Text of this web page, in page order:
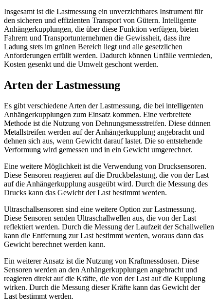
Insgesamt ist die Lastmessung ein unverzichtbares Instrument für
den sicheren und effizienten Transport von Gütern. Intelligente
Anhängerkupplungen, die über diese Funktion verfügen, bieten
Fahrern und Transportunternehmen die Gewissheit, dass ihre
Ladung stets im grünen Bereich liegt und alle gesetzlichen
Anforderungen erfüllt werden. Dadurch können Unfälle vermieden,
Kosten gesenkt und die Umwelt geschont werden.
Arten der Lastmessung
Es gibt verschiedene Arten der Lastmessung, die bei intelligenten
Anhängerkupplungen zum Einsatz kommen. Eine verbreitete
Methode ist die Nutzung von Dehnungsmessstreifen. Diese dünnen
Metallstreifen werden auf der Anhängerkupplung angebracht und
dehnen sich aus, wenn Gewicht darauf lastet. Die so entstehende
Verformung wird gemessen und in ein Gewicht umgerechnet.
Eine weitere Möglichkeit ist die Verwendung von Drucksensoren.
Diese Sensoren reagieren auf die Druckbelastung, die von der Last
auf die Anhängerkupplung ausgeübt wird. Durch die Messung des
Drucks kann das Gewicht der Last bestimmt werden.
Ultraschallsensoren sind eine weitere Option zur Lastmessung.
Diese Sensoren senden Ultraschallwellen aus, die von der Last
reflektiert werden. Durch die Messung der Laufzeit der Schallwellen
kann die Entfernung zur Last bestimmt werden, woraus dann das
Gewicht berechnet werden kann.
Ein weiterer Ansatz ist die Nutzung von Kraftmessdosen. Diese
Sensoren werden an den Anhängerkupplungen angebracht und
reagieren direkt auf die Kräfte, die von der Last auf die Kupplung
wirken. Durch die Messung dieser Kräfte kann das Gewicht der
Last bestimmt werden.